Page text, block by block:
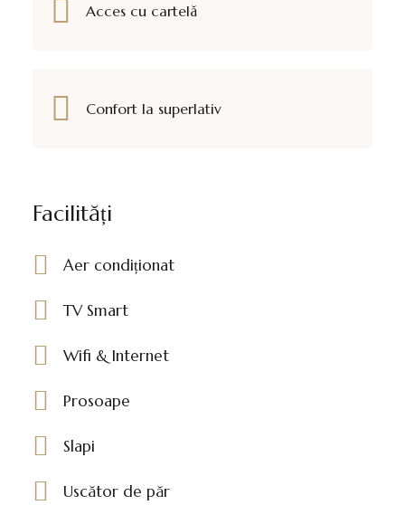
Acces cu cartelă
Confort la superlativ
Facilități
Aer condiționat
TV Smart
Wifi & Internet
Prosoape
Slapi
Uscător de păr